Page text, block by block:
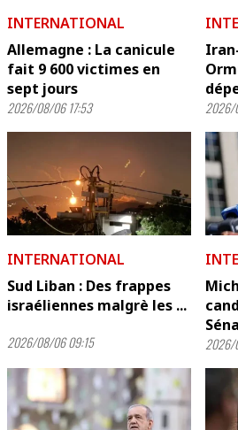
INTERNATIONAL
Allemagne : La canicule
fait 9 600 victimes en
sept jours
2026/08/06 17:53 2026/
INTERNATIONAL
Sud Liban : Des frappes
israéliennes malgrè les ...
2026/08/06 09:15 2026/